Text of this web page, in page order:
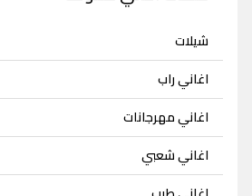
شيلات
اغاني راب
اغاني مهرجانات
اغاني شعبي